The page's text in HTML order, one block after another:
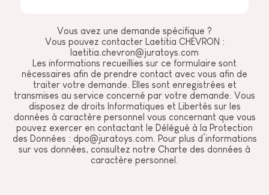
Vous avez une demande spécifique ?
Vous pouvez contacter Laetitia CHEVRON :
laetitia.chevron@juratoys.com
Les informations recueillies sur ce formulaire sont
nécessaires afin de prendre contact avec vous afin de
traiter votre demande. Elles sont enregistrées et
transmises au service concerné par votre demande. Vous
disposez de droits Informatiques et Libertés sur les
données à caractère personnel vous concernant que vous
pouvez exercer en contactant le Délégué à la Protection
des Données : dpo@juratoys.com . Pour plus d’informations
sur vos données, consultez notre Charte des données à
caractère personnel